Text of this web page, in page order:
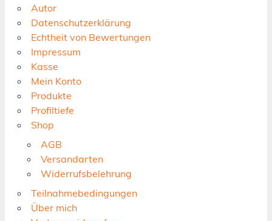
Autor
Datenschutzerklärung
Echtheit von Bewertungen
Impressum
Kasse
Mein Konto
Produkte
Profiltiefe
Shop
AGB
Versandarten
Widerrufsbelehrung
Teilnahmebedingungen
Über mich